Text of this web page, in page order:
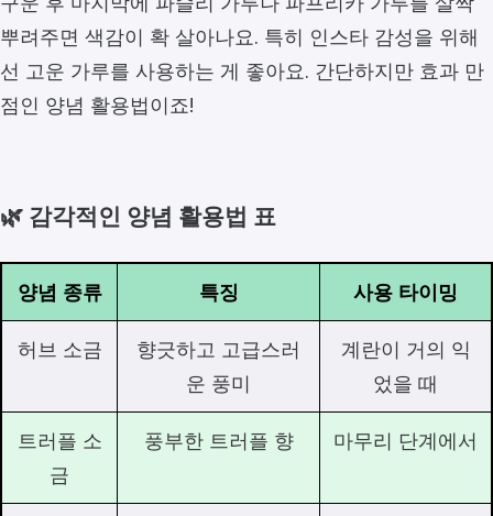
뿌려주면 색감이 확 살아나요. 특히 인스타 감성을 위해
선 고운 가루를 사용하는 게 좋아요. 간단하지만 효과 만
점인 양념 활용법이죠!
🌿 감각적인 양념 활용법 표
양념 종류 특징 사용 타이밍
허브 소금
향긋하고 고급스러
운 풍미
계란이 거의 익
었을 때
트러플 소
금
풍부한 트러플 향 마무리 단계에서